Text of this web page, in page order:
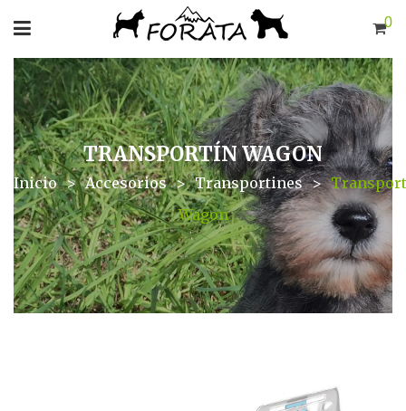
0
TRANSPORTÍN WAGON
Inicio > Accesorios > Transportines >
Wagon